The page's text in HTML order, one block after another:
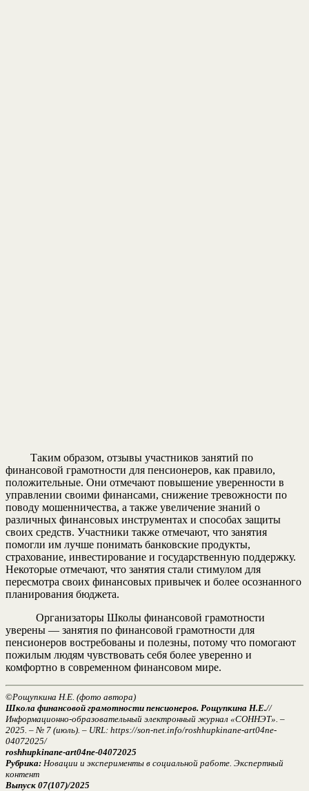
Таким образом, отзывы участников занятий по
финансовой грамотности для пенсионеров, как правило,
положительные. Они отмечают повышение уверенности в
управлении своими финансами, снижение тревожности по
поводу мошенничества, а также увеличение знаний о
различных финансовых инструментах и способах защиты
своих средств. Участники также отмечают, что занятия
помогли им лучше понимать банковские продукты,
страхование, инвестирование и государственную поддержку.
Некоторые отмечают, что занятия стали стимулом для
пересмотра своих финансовых привычек и более осознанного
планирования бюджета.
Организаторы Школы финансовой грамотности
уверены — занятия по финансовой грамотности для
пенсионеров востребованы и полезны, потому что помогают
пожилым людям чувствовать себя более уверенно и
комфортно в современном финансовом мире.
©Рощупкина Н.Е. (фото автора)
Школа финансовой грамотности пенсионеров. Рощупкина Н.Е.//
Информационно-образовательный электронный журнал «СОННЭТ». –
2025. – № 7 (июль). – URL: https://son-net.info/roshhupkinane-art04ne-
04072025/
roshhupkinane-art04ne-04072025
Рубрика: Новации и эксперименты в социальной работе. Экспертный
контент
Выпуск 07(107)/2025